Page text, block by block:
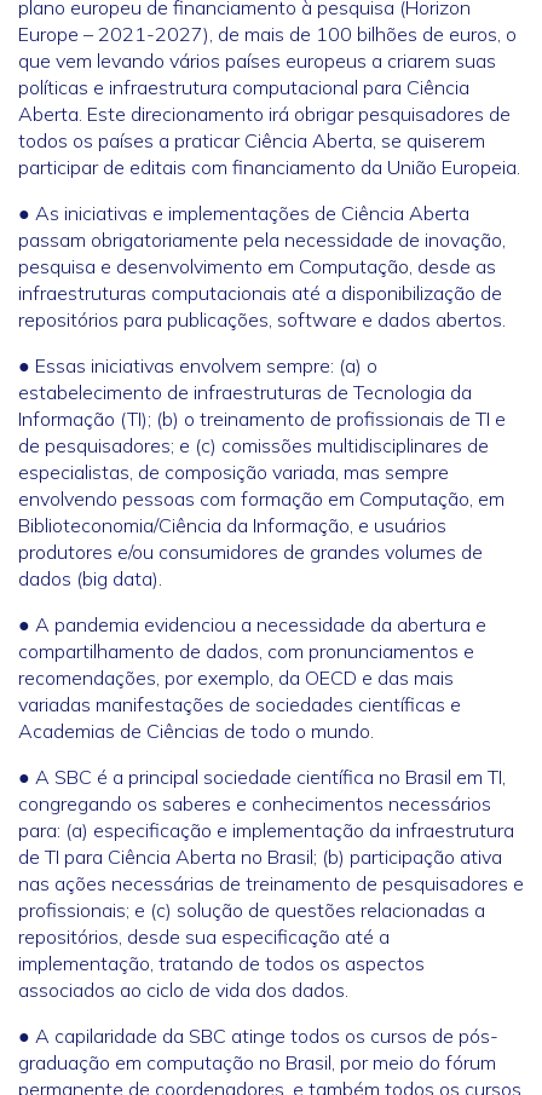
plano europeu de financiamento à pesquisa (Horizon
Europe – 2021-2027), de mais de 100 bilhões de euros, o
que vem levando vários países europeus a criarem suas
políticas e infraestrutura computacional para Ciência
Aberta. Este direcionamento irá obrigar pesquisadores de
todos os países a praticar Ciência Aberta, se quiserem
participar de editais com financiamento da União Europeia.
● As iniciativas e implementações de Ciência Aberta
passam obrigatoriamente pela necessidade de inovação,
pesquisa e desenvolvimento em Computação, desde as
infraestruturas computacionais até a disponibilização de
repositórios para publicações, software e dados abertos.
● Essas iniciativas envolvem sempre: (a) o
estabelecimento de infraestruturas de Tecnologia da
Informação (TI); (b) o treinamento de profissionais de TI e
de pesquisadores; e (c) comissões multidisciplinares de
especialistas, de composição variada, mas sempre
envolvendo pessoas com formação em Computação, em
Biblioteconomia/Ciência da Informação, e usuários
produtores e/ou consumidores de grandes volumes de
dados (big data).
● A pandemia evidenciou a necessidade da abertura e
compartilhamento de dados, com pronunciamentos e
recomendações, por exemplo, da OECD e das mais
variadas manifestações de sociedades científicas e
Academias de Ciências de todo o mundo.
● A SBC é a principal sociedade científica no Brasil em TI,
congregando os saberes e conhecimentos necessários
para: (a) especificação e implementação da infraestrutura
de TI para Ciência Aberta no Brasil; (b) participação ativa
nas ações necessárias de treinamento de pesquisadores e
profissionais; e (c) solução de questões relacionadas a
repositórios, desde sua especificação até a
implementação, tratando de todos os aspectos
associados ao ciclo de vida dos dados.
● A capilaridade da SBC atinge todos os cursos de pós-
graduação em computação no Brasil, por meio do fórum
permanente de coordenadores, e também todos os cursos